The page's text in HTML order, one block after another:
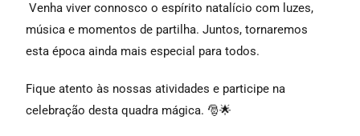
Venha viver connosco o espírito natalício com luzes,
música e momentos de partilha. Juntos, tornaremos
esta época ainda mais especial para todos.
Fique atento às nossas atividades e participe na
celebração desta quadra mágica. 🎅🌟